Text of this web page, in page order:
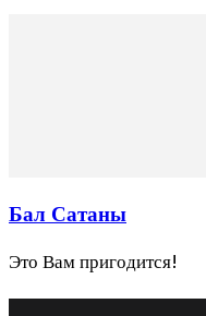
Бал Сатаны
Это Вам пригодится!